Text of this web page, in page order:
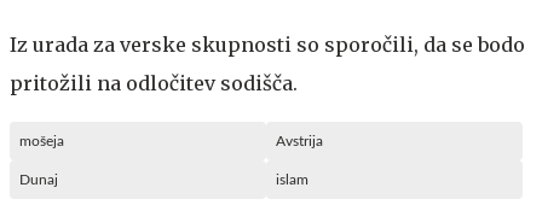
Iz urada za verske skupnosti so sporočili, da se bodo
pritožili na odločitev sodišča.
mošeja Avstrija
Dunaj islam